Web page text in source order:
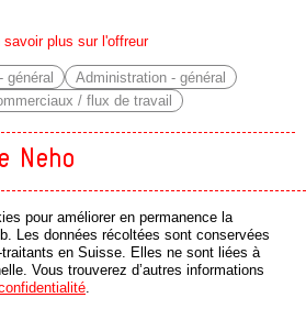
savoir plus sur l'offreur
général
Administration - général
/ flux de travail
Neho
sans commission
digitaux
immobilière suisse sans commission. Son
la technologie et l’expertise humaine pour
pour améliorer en permanence la
Les données récoltées sont conservées
en Suisse. Elles ne sont liées à
Vous trouverez d’autres informations
.